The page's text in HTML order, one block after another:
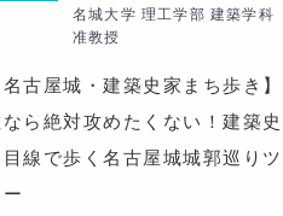
名城大学 理工学部 建築学科
准教授
名古屋城・建築史家まち歩き】
ら絶対攻めたくない！建築史
線で歩く名古屋城城郭巡りツ